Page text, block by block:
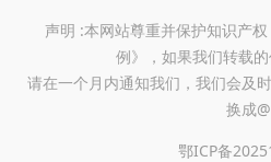
声明 :本网站尊重并保护知识产
例》，如果我们转载
请在一个月内通知我们，我们会及
换成@
鄂ICP备